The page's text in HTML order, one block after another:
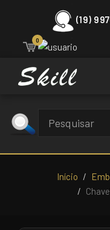
(19)
0
Início